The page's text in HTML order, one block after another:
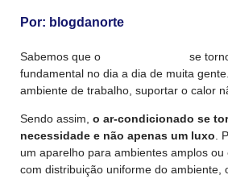
Por: blogdanorte
Sabemos que o
se
fundamental no dia a dia de muita
ambiente de trabalho, suportar o calor
Sendo assim, o ar-condicionado se
necessidade e não apenas um luxo.
um aparelho para ambientes amplos
com distribuição uniforme do ambiente,